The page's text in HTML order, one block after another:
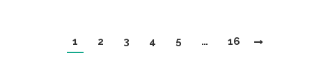
1 2 3 4 5 … 16